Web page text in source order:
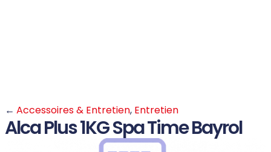
← Accessoires & Entretien, Entretien
Alca Plus 1KG Spa Time Bayrol